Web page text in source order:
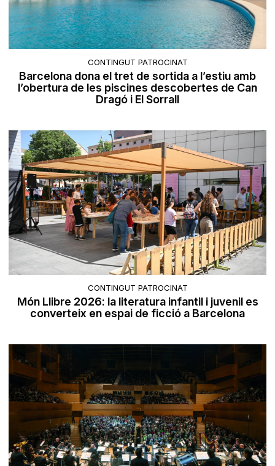
CONTINGUT PATROCINAT
Barcelona dona el tret de sortida a l’estiu amb
l’obertura de les piscines descobertes de Can
Dragó i El Sorrall
CONTINGUT PATROCINAT
Món Llibre 2026: la literatura infantil i juvenil es
converteix en espai de ficció a Barcelona